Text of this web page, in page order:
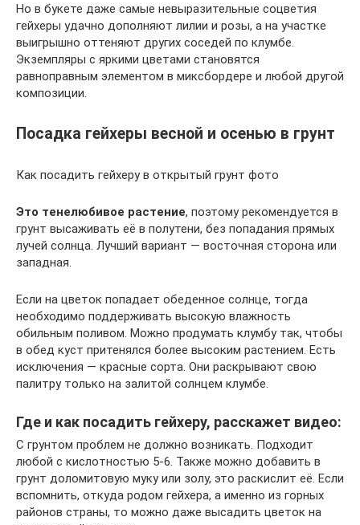
Но в букете даже самые невыразительные соцветия
гейхеры удачно дополняют лилии и розы, а на участке
выигрышно оттеняют других соседей по клумбе.
Экземпляры с яркими цветами становятся
равноправным элементом в миксбордере и любой другой
композиции.
Посадка гейхеры весной и осенью в грунт
Как посадить гейхеру в открытый грунт фото
Это тенелюбивое растение, поэтому рекомендуется в
грунт высаживать её в полутени, без попадания прямых
лучей солнца. Лучший вариант — восточная сторона или
западная.
Если на цветок попадает обеденное солнце, тогда
необходимо поддерживать высокую влажность
обильным поливом. Можно продумать клумбу так, чтобы
в обед куст притенялся более высоким растением. Есть
исключения — красные сорта. Они раскрывают свою
палитру только на залитой солнцем клумбе.
Где и как посадить гейхеру, расскажет видео:
С грунтом проблем не должно возникать. Подходит
любой с кислотностью 5-6. Также можно добавить в
грунт доломитовую муку или золу, это раскислит её. Если
вспомнить, откуда родом гейхера, а именно из горных
районов страны, то можно даже высадить цветок на